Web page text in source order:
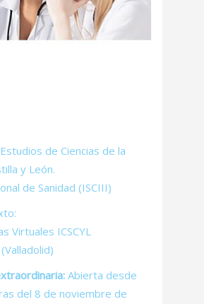
de Ciencias de la
y León.
de Sanidad (ISCIII)
Virtuales ICSCYL
Abierta desde
del 8 de noviembre de